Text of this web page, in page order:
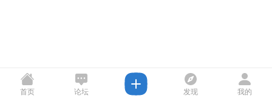
首页 论坛 发现 我的